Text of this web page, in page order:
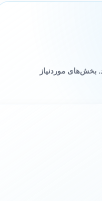
بخش‌های موردنیاز